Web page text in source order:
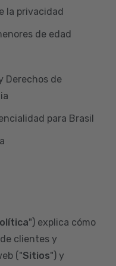
la privacidad
de edad
Derechos de
para Brasil
") explica cómo
clientes y
("Sitios") y